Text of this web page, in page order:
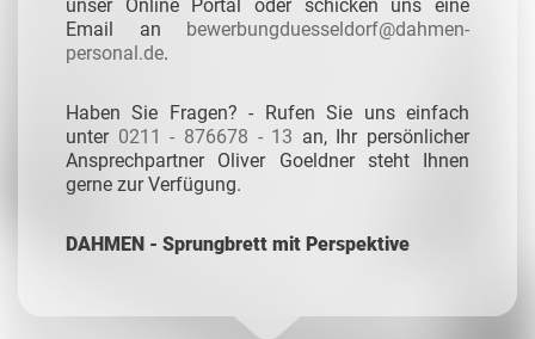
unser Online Portal oder schicken uns eine
Email an bewerbungduesseldorf@dahmen-
personal.de.
Haben Sie Fragen? - Rufen Sie uns einfach
unter 0211 - 876678 - 13 an, Ihr persönlicher
Ansprechpartner Oliver Goeldner steht Ihnen
gerne zur Verfügung.
DAHMEN - Sprungbrett mit Perspektive